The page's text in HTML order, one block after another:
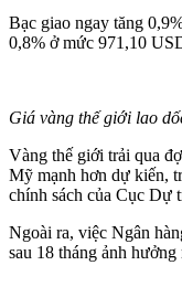
Bạc giao ngay tăng
0,8% ở mức 971,10
Giá vàng thế giới lao
Vàng thế giới trải qua
Mỹ mạnh hơn dự kiến,
chính sách của Cục Dự
Ngoài ra, việc Ngân
sau 18 tháng ảnh